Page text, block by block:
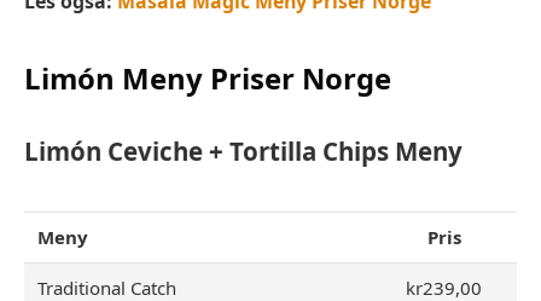
Limón Meny Priser Norge
Limón Ceviche + Tortilla Chips Meny
Meny Pris
Traditional Catch kr239,00